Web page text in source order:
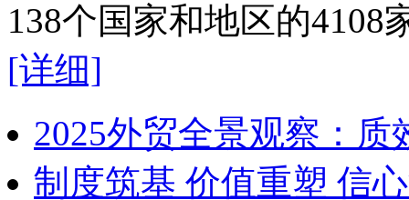
138个国家和地区的4108
[详细]
2025外贸全景观察：
制度筑基 价值重塑 信